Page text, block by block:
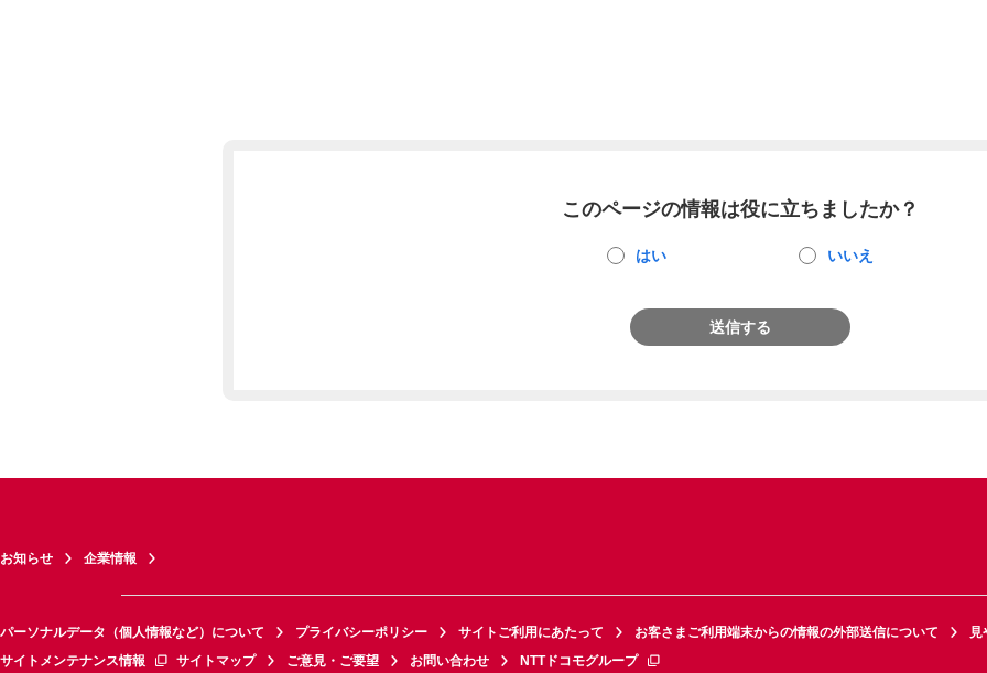
このページの情報は役に立ちましたか？
はい いいえ
送信する
お知らせ 企業情報
パーソナルデータ（個人情報など）について プライバシーポリシー サイトご利用にあたって お客さまご利用端末からの情報の外部送信について
見
サイトメンテナンス情報
サイトマップ ご意見・ご要望 お問い合わせ NTTドコモグループ